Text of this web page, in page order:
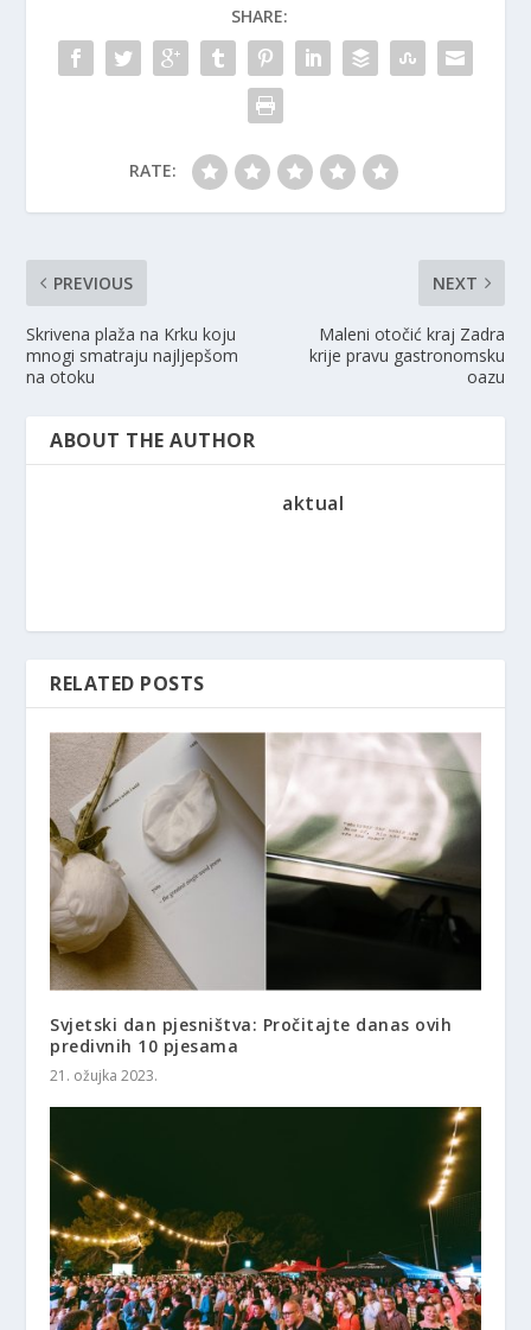
SHARE:
RATE:
PREVIOUS
Skrivena plaža na Krku koju
mnogi smatraju najljepšom
na otoku
NEXT
Maleni otočić kraj Zadra
krije pravu gastronomsku
oazu
ABOUT THE AUTHOR
aktual
RELATED POSTS
Svjetski dan pjesništva: Pročitajte danas ovih
predivnih 10 pjesama
21. ožujka 2023.